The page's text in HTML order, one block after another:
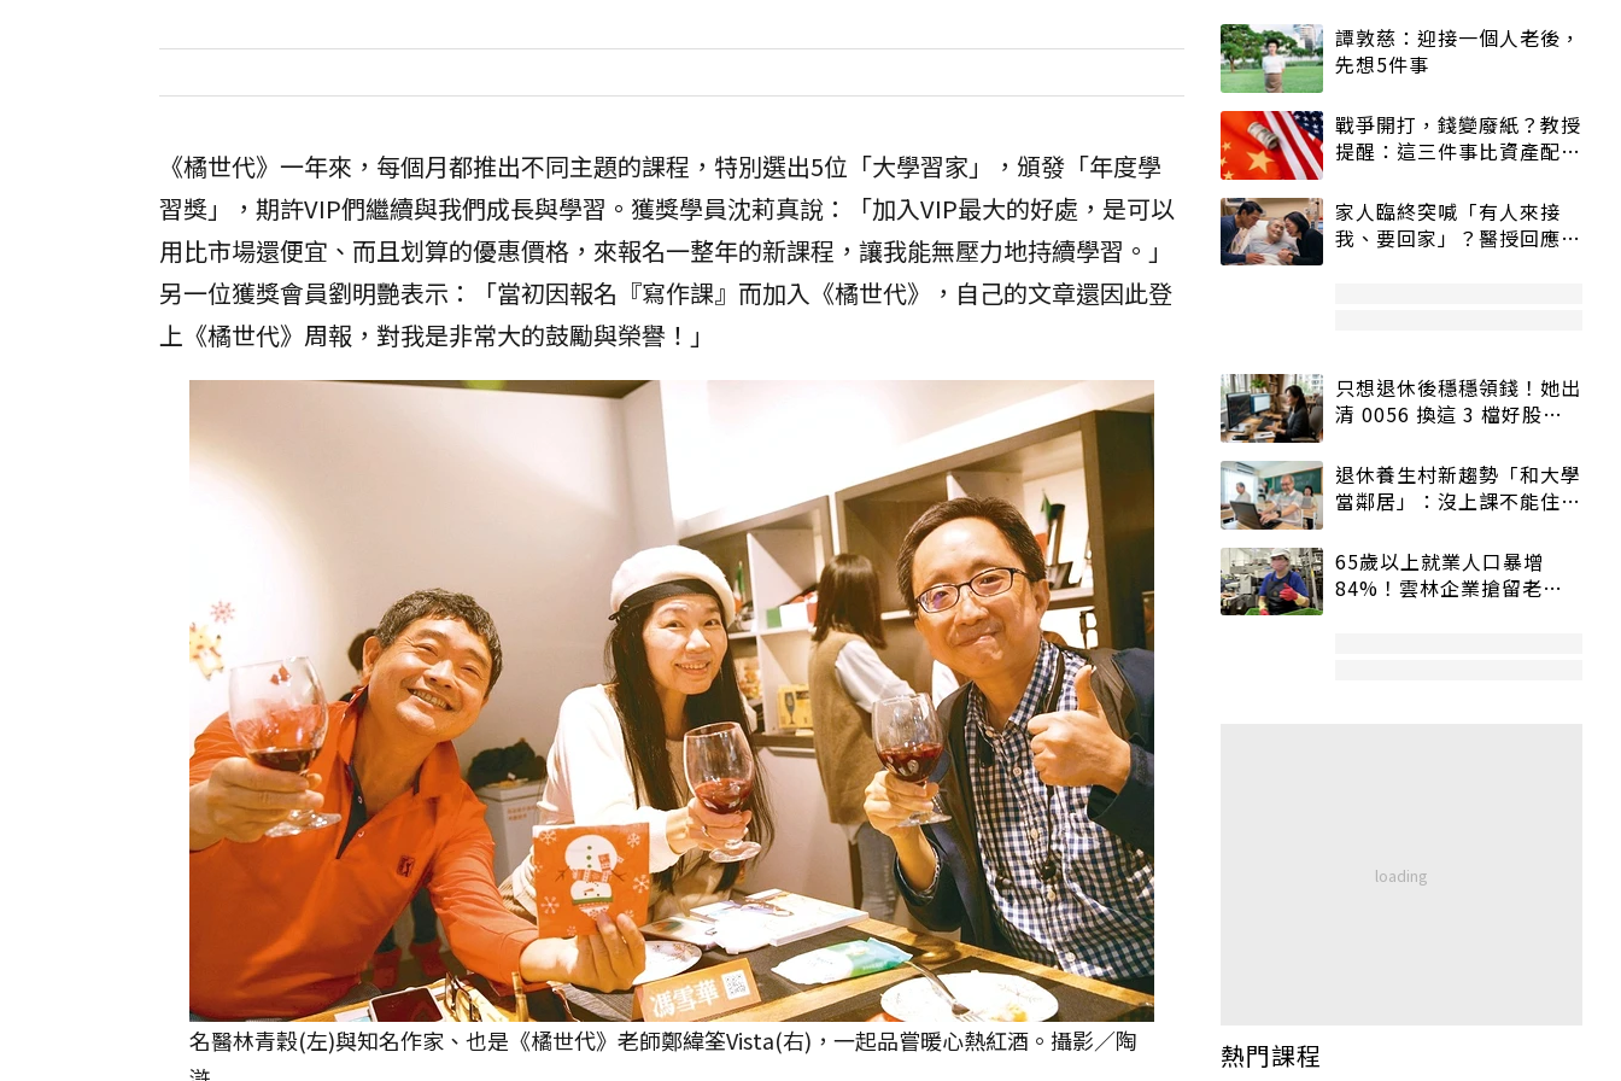
《橘世代》一年來，每個月都推出不同主題的課程，特別選出5位「大學習家」，頒發「年度學
習獎」，期許VIP們繼續與我們成長與學習。獲獎學員沈莉真說：「加入VIP最大的好處，是可以
用比市場還便宜、而且划算的優惠價格，來報名一整年的新課程，讓我能無壓力地持續學習。」
另一位獲獎會員劉明艷表示：「當初因報名『寫作課』而加入《橘世代》，自己的文章還因此登
上《橘世代》周報，對我是非常大的鼓勵與榮譽！」
名醫林青穀(左)與知名作家、也是《橘世代》老師鄭緯筌Vista(右)，一起品嘗暖心熱紅酒。攝影／陶
譚敦慈：迎接一個人老後，
先想5件事
戰爭開打，錢變廢紙？教授
提醒：這三件事比資產配置
家人臨終突喊「有人來接
我、要回家」？醫授回應方
只想退休後穩穩領錢！她出
清 0056 換這 3 檔好股：
退休養生村新趨勢「和大學
當鄰居」：沒上課不能住、
65歲以上就業人口暴增
84%！雲林企業搶留老員
熱門課程